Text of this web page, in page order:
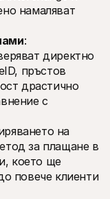
намаляват
:
директно
пръстов
драстично
с
на
за плащане в
което ще
повече клиенти